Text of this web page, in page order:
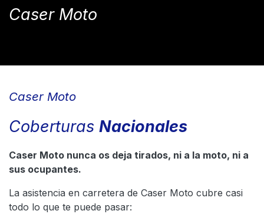
Caser Moto
Caser Moto
Coberturas Nacionales
Caser Moto nunca os deja tirados, ni a la moto, ni a
sus ocupantes.
La asistencia en carretera de Caser Moto cubre casi
todo lo que te puede pasar: